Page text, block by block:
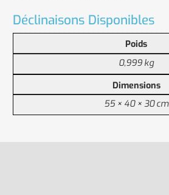
Déclinaisons Disponibles
Poids
0,999 kg
Dimensions
55 × 40 × 30 cm